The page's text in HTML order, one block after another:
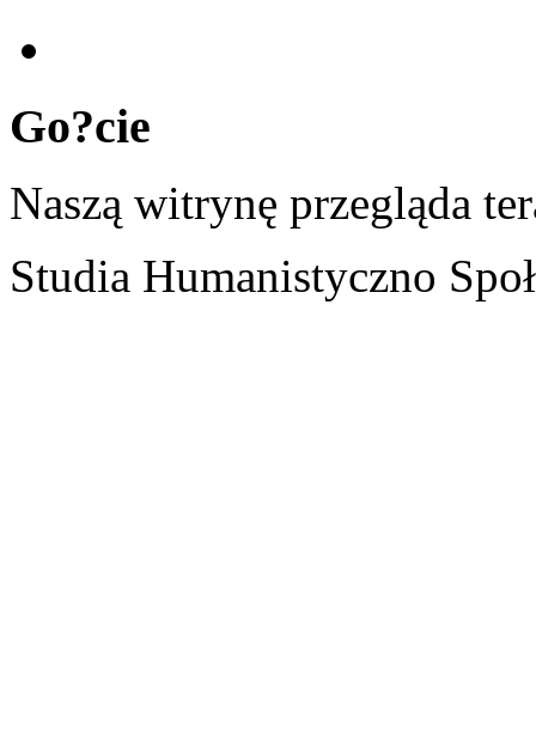
Go?cie
Naszą witrynę przegląda
Studia Humanistyczno